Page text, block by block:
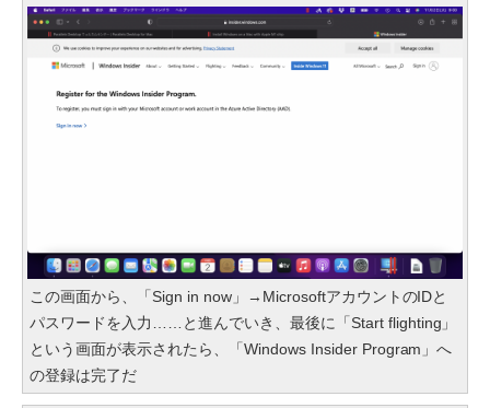
この画面から、「Sign in now」→MicrosoftアカウントのIDと
パスワードを入力……と進んでいき、最後に「Start flighting」
という画面が表示されたら、「Windows Insider Program」へ
の登録は完了だ